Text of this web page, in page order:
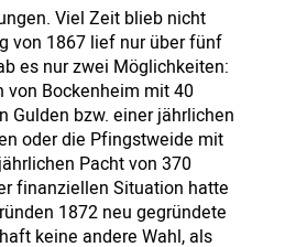
Viel Zeit blieb nicht
von 1867 lief nur über fünf
es nur zwei Möglichkeiten:
von Bockenheim mit 40
Gulden bzw. einer jährlichen
oder die Pfingstweide mit
Pacht von 370
finanziellen Situation hatte
1872 neu gegründete
keine andere Wahl, als